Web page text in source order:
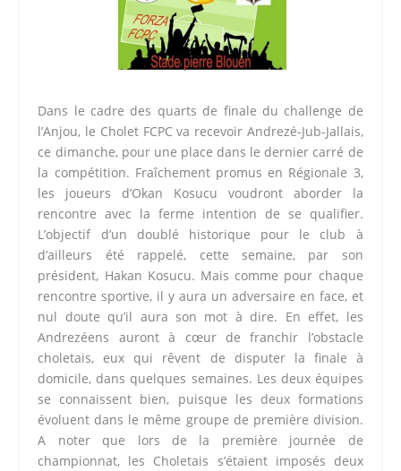
Dans le cadre des quarts de finale du challenge de
l’Anjou, le Cholet FCPC va recevoir Andrezé-Jub-Jallais,
ce dimanche, pour une place dans le dernier carré de
la compétition. Fraîchement promus en Régionale 3,
les joueurs d’Okan Kosucu voudront aborder la
rencontre avec la ferme intention de se qualifier.
L’objectif d’un doublé historique pour le club à
d’ailleurs été rappelé, cette semaine, par son
président, Hakan Kosucu. Mais comme pour chaque
rencontre sportive, il y aura un adversaire en face, et
nul doute qu’il aura son mot à dire. En effet, les
Andrezéens auront à cœur de franchir l’obstacle
choletais, eux qui rêvent de disputer la finale à
domicile, dans quelques semaines. Les deux équipes
se connaissent bien, puisque les deux formations
évoluent dans le même groupe de première division.
A noter que lors de la première journée de
championnat, les Choletais s’étaient imposés deux